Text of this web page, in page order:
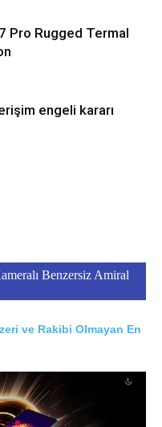
Pro Rugged Termal
engeli kararı
Benzersiz Amiral
ve Rakibi Olmayan En